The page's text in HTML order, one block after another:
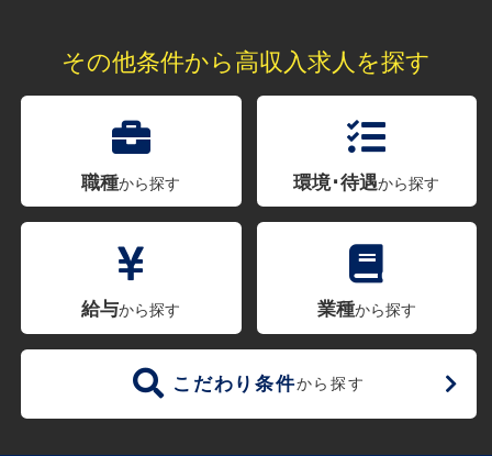
その他条件から高収入求人を探す
職種から探す 環境･待遇から探す
給与から探す 業種から探す
こだわり条件から探す